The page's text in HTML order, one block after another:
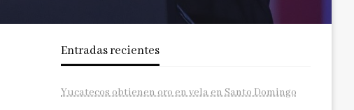
Entradas recientes
Yucatecos obtienen oro en vela en Santo Domingo